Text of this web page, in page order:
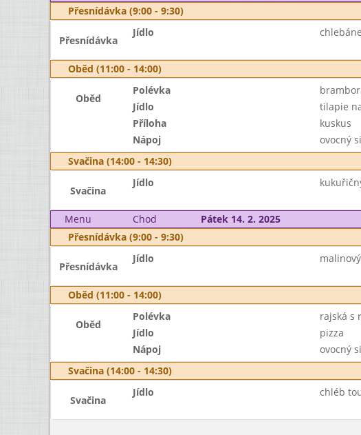
Přesnídávka (9:00 - 9:30)
Přesnídávka
Jídlo
Oběd (11:00 - 14:00)
Oběd
Polévka
Jídlo
tilapie
Příloha
kuskus
Nápoj
ovocný
Svačina (14:00 - 14:30)
Svačina
Jídlo
Menu Chod Pátek 14. 2. 2025
Přesnídávka (9:00 - 9:30)
Přesnídávka
Jídlo
Oběd (11:00 - 14:00)
Oběd
Polévka rajská s
Jídlo
pizza
Nápoj
ovocný
Svačina (14:00 - 14:30)
Svačina
Jídlo chléb